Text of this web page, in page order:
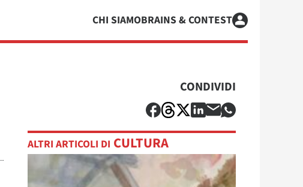
CHI SIAMOBRAINS & CONTEST
CONDIVIDI
ALTRI ARTICOLI DI CULTURA